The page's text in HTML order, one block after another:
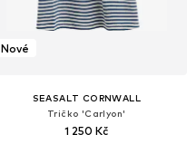
Nové
SEASALT CORNWALL
Tričko 'Carlyon'
1 250 Kč